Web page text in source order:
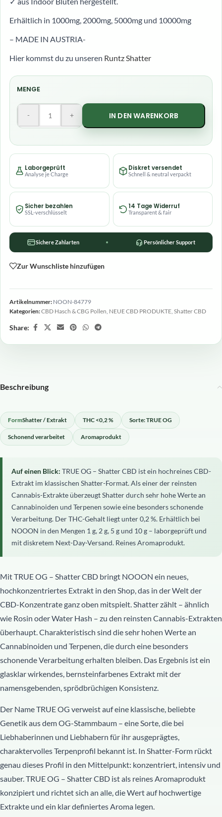
Erhältlich in 1000mg, 2000mg, 5000mg und 10000mg
– MADE IN AUSTRIA-
Hier kommst du zu unseren Runtz Shatter
MENGE
- + IN DEN WARENKORB
Laborgeprüft
Analyse je Charge
Diskret versendet
Schnell & neutral verpackt
Sicher bezahlen
SSL-verschlüsselt
14 Tage Widerruf
Transparent & fair
Sichere Zahlarten Persönlicher Support
Zur Wunschliste hinzufügen
Artikelnummer: NOON-84779
Kategorien:CBD Hasch & CBG Pollen, NEUE CBD PRODUKTE, Shatter CBD
Share:
Beschreibung
FormShatter / Extrakt THC <0,2 % Sorte: TRUE OG
Schonend verarbeitet Aromaprodukt
Auf einen Blick: TRUE OG – Shatter CBD ist ein hochreines CBD-
Extrakt im klassischen Shatter-Format. Als einer der reinsten
Cannabis-Extrakte überzeugt Shatter durch sehr hohe Werte an
Cannabinoiden und Terpenen sowie eine besonders schonende
Verarbeitung. Der THC-Gehalt liegt unter 0,2 %. Erhältlich bei
NOOON in den Mengen 1 g, 2 g, 5 g und 10 g – laborgeprüft und
mit diskretem Next-Day-Versand. Reines Aromaprodukt.
Mit TRUE OG – Shatter CBD bringt NOOON ein neues,
hochkonzentriertes Extrakt in den Shop, das in der Welt der
CBD-Konzentrate ganz oben mitspielt. Shatter zählt – ähnlich
wie Rosin oder Water Hash – zu den reinsten Cannabis-Extrakten
überhaupt. Charakteristisch sind die sehr hohen Werte an
Cannabinoiden und Terpenen, die durch eine besonders
schonende Verarbeitung erhalten bleiben. Das Ergebnis ist ein
glasklar wirkendes, bernsteinfarbenes Extrakt mit der
namensgebenden, sprödbrüchigen Konsistenz.
Der Name TRUE OG verweist auf eine klassische, beliebte
Genetik aus dem OG-Stammbaum – eine Sorte, die bei
Liebhaberinnen und Liebhabern für ihr ausgeprägtes,
charaktervolles Terpenprofil bekannt ist. In Shatter-Form rückt
genau dieses Profil in den Mittelpunkt: konzentriert, intensiv und
sauber. TRUE OG – Shatter CBD ist als reines Aromaprodukt
konzipiert und richtet sich an alle, die Wert auf hochwertige
Extrakte und ein klar definiertes Aroma legen.